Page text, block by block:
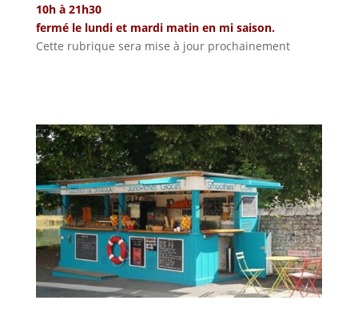
10h à 21h30
fermé le lundi et mardi matin en mi saison.
Cette rubrique sera mise à jour prochainement